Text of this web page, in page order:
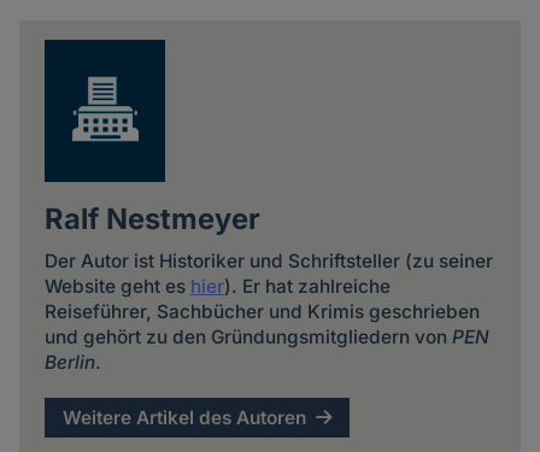
Ralf Nestmeyer
Der Autor ist Historiker und Schriftsteller (zu seiner
Website geht es hier). Er hat zahlreiche
Reiseführer, Sachbücher und Krimis geschrieben
und gehört zu den Gründungsmitgliedern von PEN
Berlin.
Weitere Artikel des Autoren